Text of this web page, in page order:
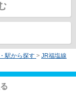
駅から探す > JR福塩線